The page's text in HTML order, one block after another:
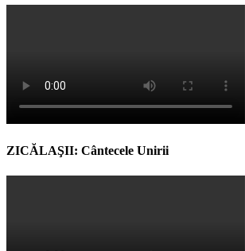
ZICĂLAŞII: Cântecele Unirii